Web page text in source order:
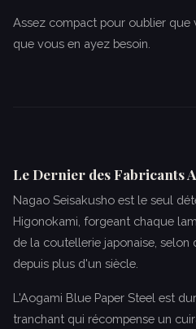
Assez compact pour oublier
que vous en ayez besoin.
Le Dernier des Fabricants
Nagao Seisakusho est le seul
Higonokami, forgeant chaque
de la coutellerie japonaise, selon
depuis plus d'un siècle.
L'Aogami Blue Paper Steel est
tranchant qui récompense un